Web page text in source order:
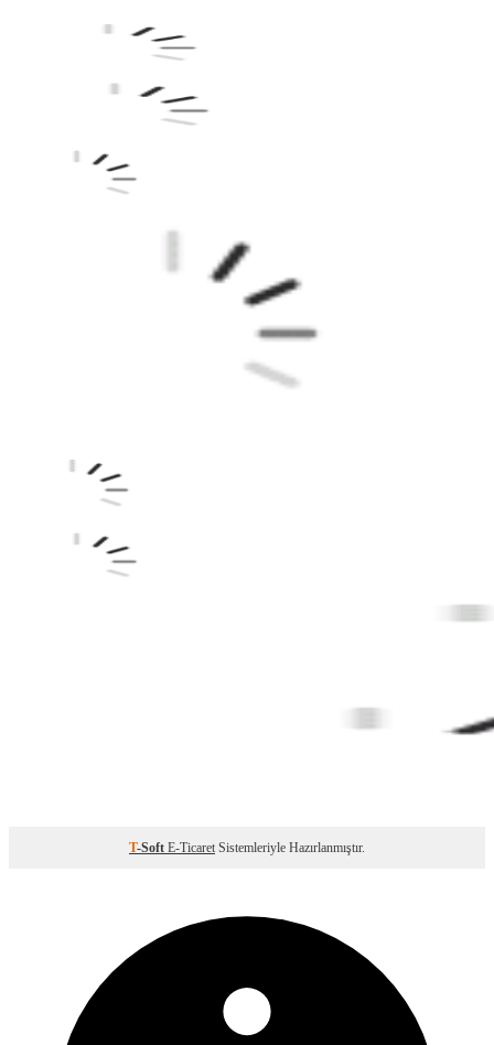
T-Soft E-Ticaret Sistemleriyle Hazırlanmıştır.